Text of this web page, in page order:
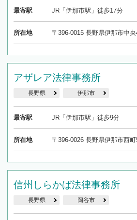
最寄駅 JR「伊那市駅」徒歩17分
所在地 〒396-0015 長野県伊那市中央
アザレア法律事務所
長野県 伊那市
最寄駅 JR「伊那市駅」徒歩9分
所在地 〒396-0026 長野県伊那市西町
信州しらかば法律事務所
長野県 岡谷市